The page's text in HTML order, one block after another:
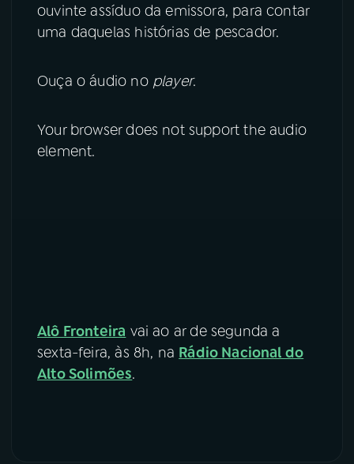
ouvinte assíduo da emissora, para contar
uma daquelas histórias de pescador.
Ouça o áudio no player.
Your browser does not support the audio
element.
Alô Fronteira vai ao ar de segunda a
sexta-feira, às 8h, na Rádio Nacional do
Alto Solimões.